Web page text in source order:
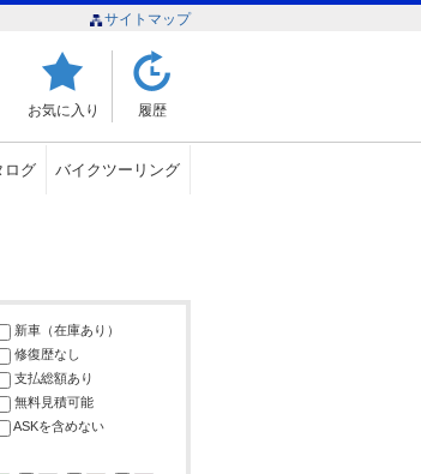
サイトマップ
お気に入り 履歴
ログ バイクツーリング
新車（在庫あり）
修復歴なし
支払総額あり
無料見積可能
ASKを含めない